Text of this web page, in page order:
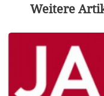
Weitere